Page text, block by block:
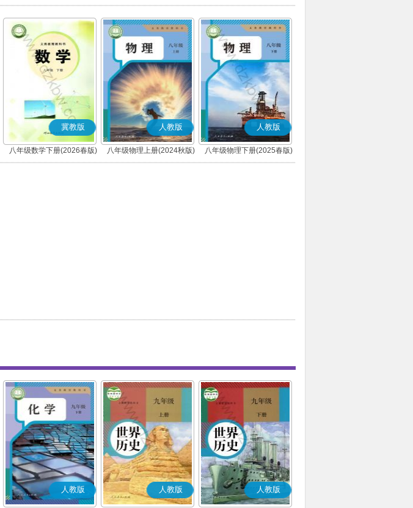
(部编版)
(部编版)
冀教版
八年级数学下册(2026春版)
人教版
八年级物理上册(2024秋版)
人教版
八年级物理下册(2025春版)
人教版 人教版 人教版